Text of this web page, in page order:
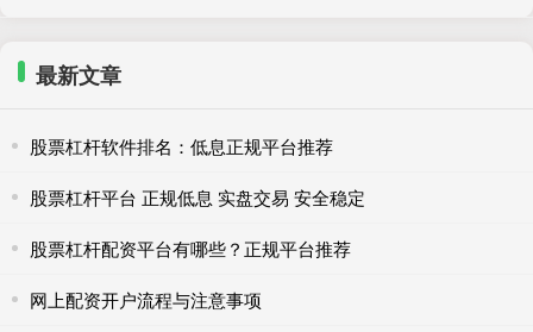
最新文章
股票杠杆软件排名：低息正规平台推荐
股票杠杆平台 正规低息 实盘交易 安全稳定
股票杠杆配资平台有哪些？正规平台推荐
网上配资开户流程与注意事项